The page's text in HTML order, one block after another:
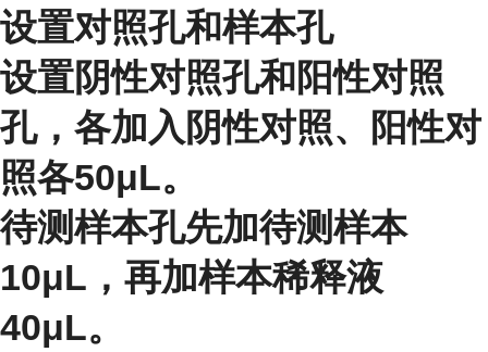
设置对照孔和样本孔
设置阴性对照孔和阳性对照
孔，各加入阴性对照、阳性对
照各50μL。
待测样本孔先加待测样本
10μL，再加样本稀释液
40μL。